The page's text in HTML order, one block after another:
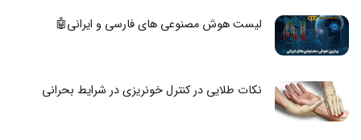
لیست هوش مصنوعی های فارسی و ایرانی🤖
نکات طلایی در کنترل خونریزی در شرایط بحرانی